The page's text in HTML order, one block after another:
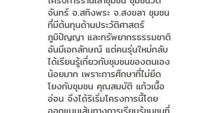
จันทร์ อ.สทิงพระ จ.สงขลา ชุมชน
ที่มีต้นทุนด้านประวัติศาสตร์
ภูมิปัญญา และทรัพยากรธรรมชาติ
อันมีเอกลักษณ์ แต่คนรุ่นใหม่กลับ
ได้เรียนรู้เกี่ยวกับชุมชนของตนเอง
น้อยมาก เพราะการศึกษาที่ไม่ยึด
โยงกับชุมชน คุณสมบัติ แก้วเนื้อ
อ่อน จึงได้ริเริ่มโครงการนี้โดย